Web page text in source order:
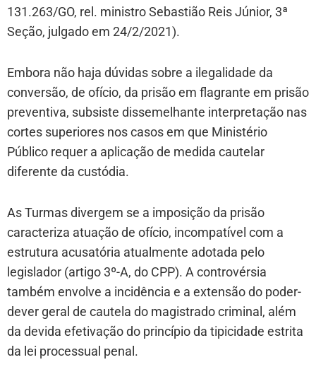
131.263/GO, rel. ministro Sebastião Reis Júnior, 3ª
Seção, julgado em 24/2/2021).
Embora não haja dúvidas sobre a ilegalidade da
conversão, de ofício, da prisão em flagrante em prisão
preventiva, subsiste dissemelhante interpretação nas
cortes superiores nos casos em que Ministério
Público requer a aplicação de medida cautelar
diferente da custódia.
As Turmas divergem se a imposição da prisão
caracteriza atuação de ofício, incompatível com a
estrutura acusatória atualmente adotada pelo
legislador (artigo 3º-A, do CPP). A controvérsia
também envolve a incidência e a extensão do poder-
dever geral de cautela do magistrado criminal, além
da devida efetivação do princípio da tipicidade estrita
da lei processual penal.